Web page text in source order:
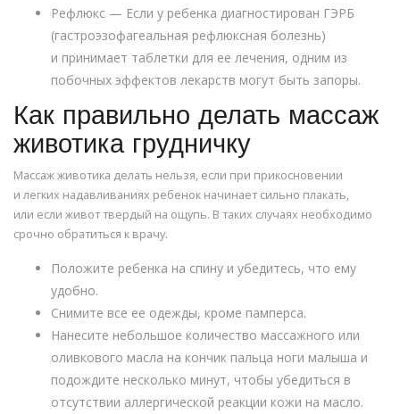
Рефлюкс — Если у ребенка диагностирован ГЭРБ
(гастроэзофагеальная рефлюксная болезнь)
и принимает таблетки для ее лечения, одним из
побочных эффектов лекарств могут быть запоры.
Как правильно делать массаж
животика грудничку
Массаж животика делать нельзя, если при прикосновении
и легких надавливаниях ребенок начинает сильно плакать,
или если живот твердый на ощупь. В таких случаях необходимо
срочно обратиться к врачу.
Положите ребенка на спину и убедитесь, что ему
удобно.
Снимите все ее одежды, кроме памперса.
Нанесите небольшое количество массажного или
оливкового масла на кончик пальца ноги малыша и
подождите несколько минут, чтобы убедиться в
отсутствии аллергической реакции кожи на масло.